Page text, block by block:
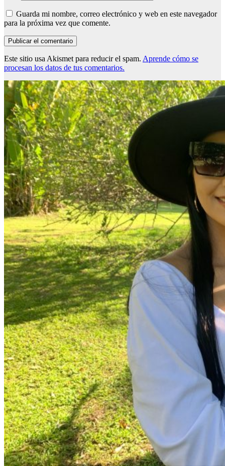
Guarda mi nombre, correo electrónico y web en este navegador
para la próxima vez que comente.
Este sitio usa Akismet para reducir el spam. Aprende cómo se
procesan los datos de tus comentarios.